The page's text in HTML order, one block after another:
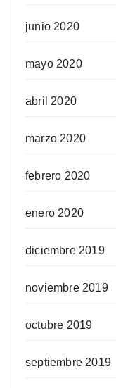
junio 2020
mayo 2020
abril 2020
marzo 2020
febrero 2020
enero 2020
diciembre 2019
noviembre 2019
octubre 2019
septiembre 2019